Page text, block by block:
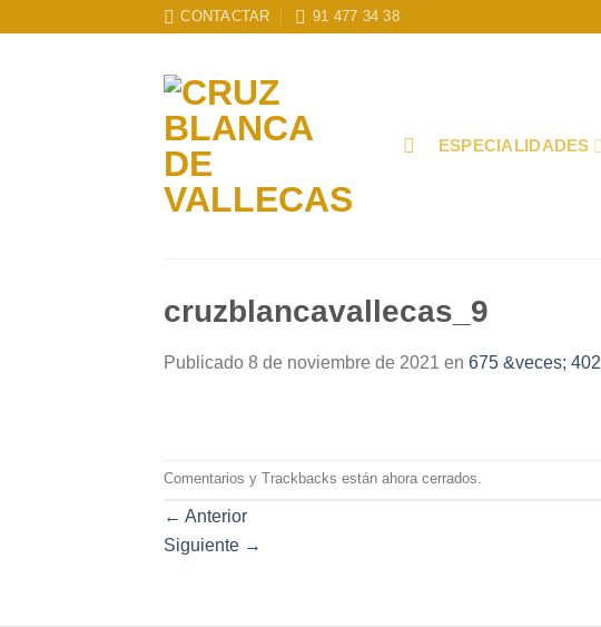
CONTACTAR 91 477 34 38
ESPECIALIDADES
cruzblancavallecas_9
Publicado 8 de noviembre de 2021 en 675 &veces; 402
Comentarios y Trackbacks están ahora cerrados.
← Anterior
Siguiente →